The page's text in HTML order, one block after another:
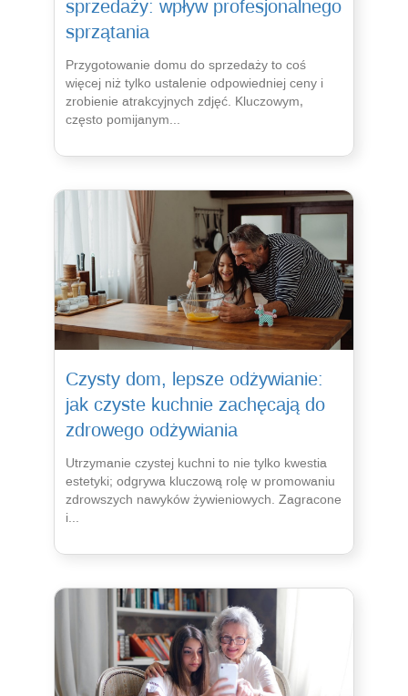
sprzedaży: wpływ profesjonalnego
sprzątania
Przygotowanie domu do sprzedaży to coś
więcej niż tylko ustalenie odpowiedniej ceny i
zrobienie atrakcyjnych zdjęć. Kluczowym,
często pomijanym...
Czysty dom, lepsze odżywianie:
jak czyste kuchnie zachęcają do
zdrowego odżywiania
Utrzymanie czystej kuchni to nie tylko kwestia
estetyki; odgrywa kluczową rolę w promowaniu
zdrowszych nawyków żywieniowych. Zagracone
i...